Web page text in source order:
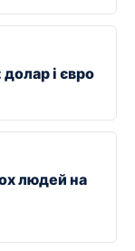
і євро
людей на